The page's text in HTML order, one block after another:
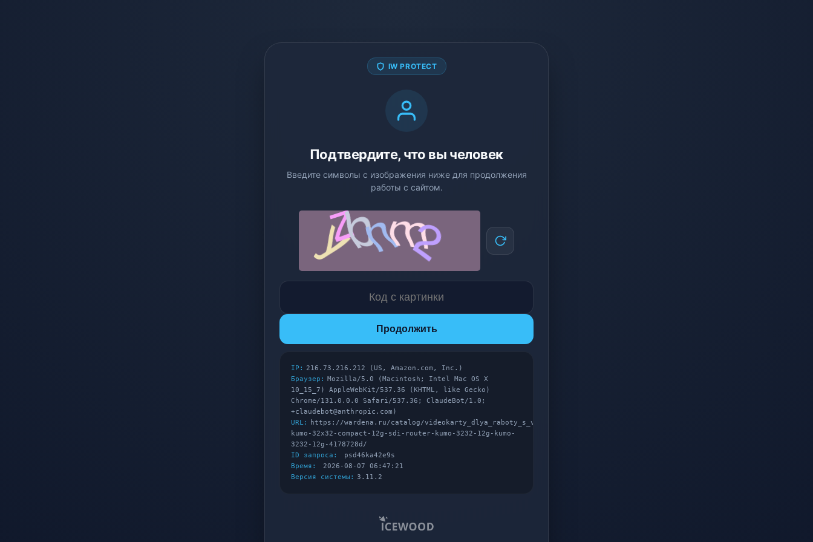
IW PROTECT
Подтвердите, что вы человек
Введите символы с изображения ниже для продолжения
работы с сайтом.
Продолжить
IP: 216.73.216.212 (US, Amazon.com, Inc.)
Браузер: Mozilla/5.0 (Macintosh; Intel Mac OS X
10_15_7) AppleWebKit/537.36 (KHTML, like Gecko)
Chrome/131.0.0.0 Safari/537.36; ClaudeBot/1.0;
+claudebot@anthropic.com)
URL:
https://wardena.ru/catalog/videokarty_dlya_raboty_s_video/aja-
kumo-32x32-compact-12g-sdi-router-kumo-3232-12g-kumo-
3232-12g-4178728d/
ID запроса:
psd46ka42e9s
Время:
2026-08-07 06:47:21
Версия системы: 3.11.2